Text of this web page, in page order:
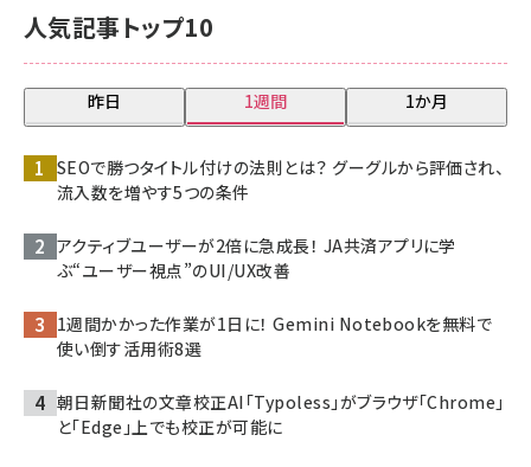
人気記事トップ10
昨日 1週間 1か月
SEOで勝つタイトル付けの法則とは？ グーグルから評価され、
流入数を増やす5つの条件
アクティブユーザーが2倍に急成長！ JA共済アプリに学
ぶ“ユーザー視点”のUI/UX改善
1週間かかった作業が1日に！ Gemini Notebookを無料で
使い倒す活用術8選
朝日新聞社の文章校正AI「Typoless」がブラウザ「Chrome」
と「Edge」上でも校正が可能に